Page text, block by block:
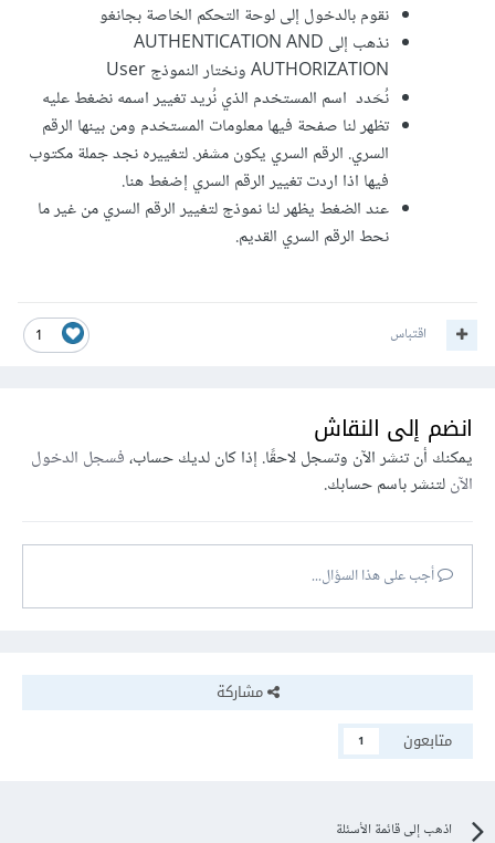
نقوم بالدخول إلى لوحة التحكم الخاصة بجانغو
نذهب إلى AUTHENTICATION AND
AUTHORIZATION ونختار النموذج User
نُحَدد اسم المستخدم الذي نُريد تغيير اسمه نضغط عليه
تظهر لنا صفحة فيها معلومات المستخدم ومن بينها الرقم
السري. الرقم السري يكون مشفر. لتغييره نجد جملة مكتوب
فيها اذا اردت تغيير الرقم السري إضغط هنا.
عند الضغط يظهر لنا نموذج لتغيير الرقم السري من غير ما
نحط الرقم السري القديم.
1 اقتباس
انضم إلى النقاش
يمكنك أن تنشر الآن وتسجل لاحقًا. إذا كان لديك حساب،فسجل الدخول
الآنلتنشر باسم حسابك.
أجب على هذا السؤال...
مشاركة
متابعون
1
اذهب إلى قائمة الأسئلة